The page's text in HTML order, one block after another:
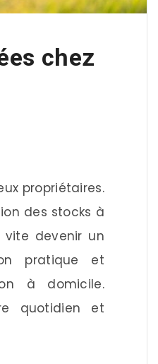
chez
propriétaires.
des stocks à
devenir un
pratique et
à domicile.
quotidien et